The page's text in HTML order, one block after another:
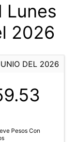
Lunes
2026
DEL 2026
Pesos Con